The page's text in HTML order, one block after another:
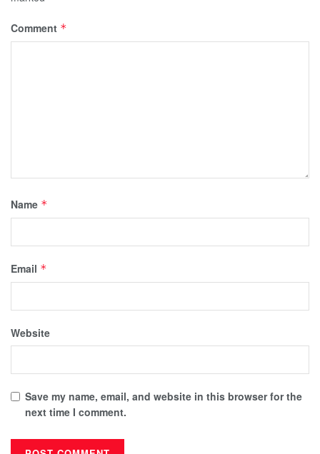
Comment *
Name *
Email *
Website
Save my name, email, and website in this browser for the
next time I comment.